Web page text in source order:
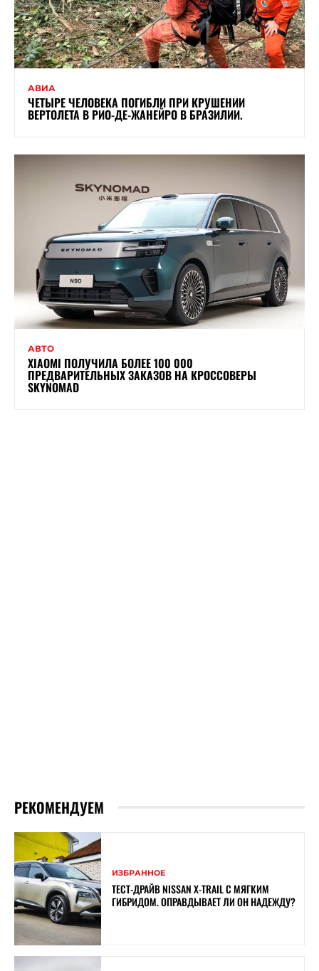
АВИА
ЧЕТЫРЕ ЧЕЛОВЕКА ПОГИБЛИ ПРИ КРУШЕНИИ
ВЕРТОЛЕТА В РИО-ДЕ-ЖАНЕЙРО В БРАЗИЛИИ.
АВТО
XIAOMI ПОЛУЧИЛА БОЛЕЕ 100 000
ПРЕДВАРИТЕЛЬНЫХ ЗАКАЗОВ НА КРОССОВЕРЫ
SKYNOMAD
РЕКОМЕНДУЕМ
ИЗБРАННОЕ
ТЕСТ-ДРАЙВ NISSAN X-TRAIL С МЯГКИМ
ГИБРИДОМ. ОПРАВДЫВАЕТ ЛИ ОН НАДЕЖДУ?